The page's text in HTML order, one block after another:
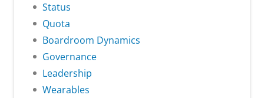
Status
Quota
Boardroom Dynamics
Governance
Leadership
Wearables